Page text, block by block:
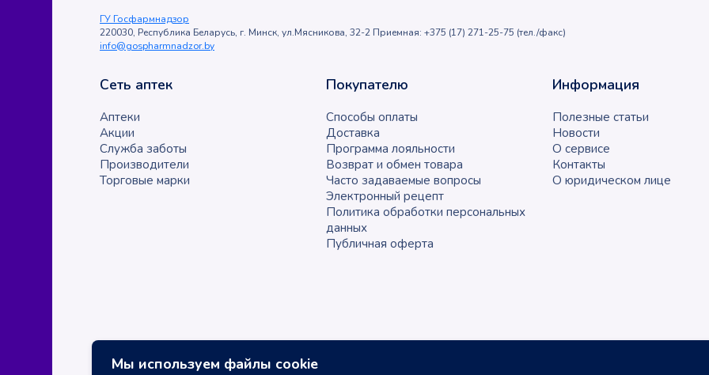
Мы используем файлы cookie
ГУ Госфармнадзор
220030, Республика Беларусь, г. Минск, ул.Мясникова, 32-2 Приемная: +375 (17) 271-25-75 (тел./факс)
info@gospharmnadzor.by
Сеть аптек
Аптеки
Акции
Служба заботы
Производители
Торговые марки
Покупателю
Способы оплаты
Доставка
Программа лояльности
Возврат и обмен товара
Часто задаваемые вопросы
Электронный рецепт
Политика обработки персональных
данных
Публичная оферта
Информация
Полезные статьи
Новости
О сервисе
Контакты
О юридическом лице